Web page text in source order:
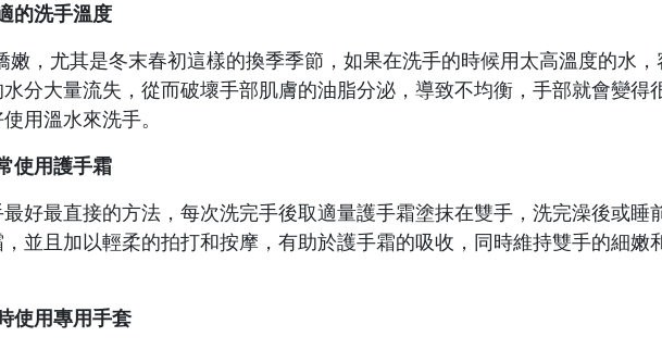
的洗手溫度
嫩，尤其是冬末春初這樣的換季季節，如果在洗手的時候用太高溫度的水，
分大量流失，從而破壞手部肌膚的油脂分泌，導致不均衡，手部就會變得
用溫水來洗手。
使用護手霜
好最直接的方法，每次洗完手後取適量護手霜塗抹在雙手，洗完澡後或睡
並且加以輕柔的拍打和按摩，有助於護手霜的吸收，同時維持雙手的細嫩
使用專用手套